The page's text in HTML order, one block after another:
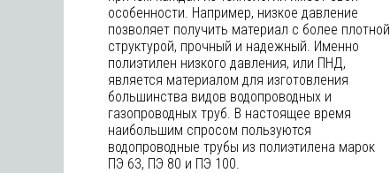
особенности. Например, низкое давление
позволяет получить материал с более плотной
структурой, прочный и надежный. Именно
полиэтилен низкого давления, или ПНД,
является материалом для изготовления
большинства видов водопроводных и
газопроводных труб. В настоящее время
наибольшим спросом пользуются
водопроводные трубы из полиэтилена марок
ПЭ 63, ПЭ 80 и ПЭ 100.